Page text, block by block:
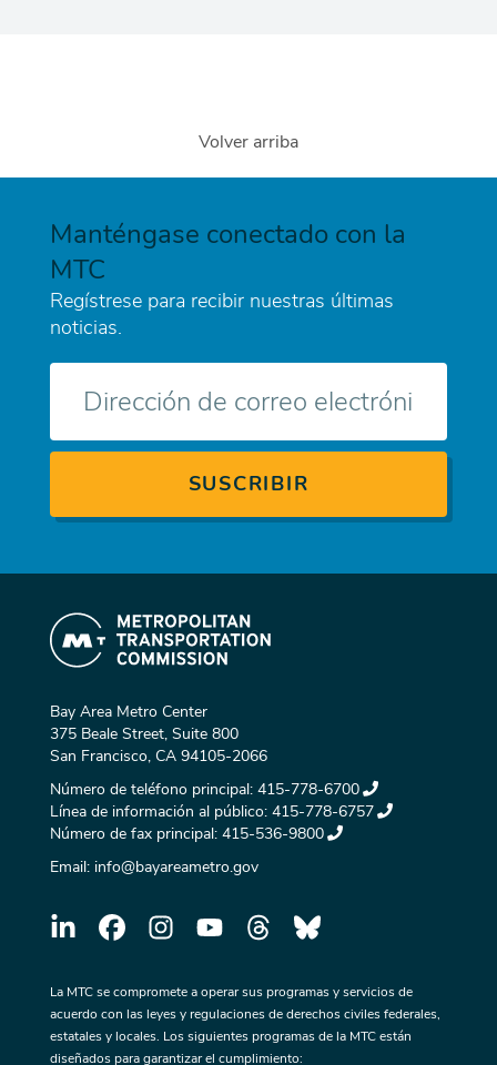
Volver arriba
Manténgase conectado con la
MTC
Regístrese para recibir nuestras últimas
noticias.
electrónico
Bay Area Metro Center
375 Beale Street, Suite 800
San Francisco, CA 94105-2066
Número de teléfono principal: 415-778-6700
Línea de información al público: 415-778-6757
Número de fax principal: 415-536-9800
Email: info@bayareametro.gov
La MTC se compromete a operar sus programas y servicios de
acuerdo con las leyes y regulaciones de derechos civiles federales,
estatales y locales. Los siguientes programas de la MTC están
diseñados para garantizar el cumplimiento: